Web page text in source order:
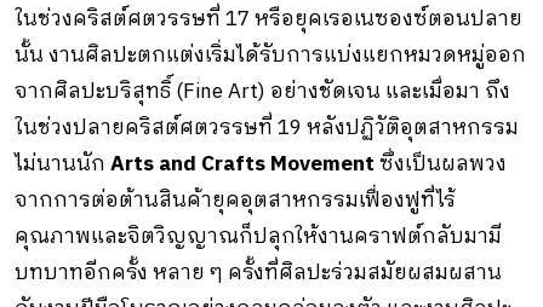
ในช่วงคริสต์ศตวรรษที่ 17 หรือยุคเรอเนซองซ์ตอนปลาย
นั้น งานศิลปะตกแต่งเริ่มได้รับการแบ่งแยกหมวดหมู่ออก
จากศิลปะบริสุทธิ์ (Fine Art) อย่างชัดเจน และเมื่อมา ถึง
ในช่วงปลายคริสต์ศตวรรษที่ 19 หลังปฏิวัติอุตสาหกรรม
ไม่นานนัก Arts and Crafts Movementซึ่งเป็นผลพวง
จากการต่อต้านสินค้ายุคอุตสาหกรรมเฟื่องฟูที่ไร้
คุณภาพและจิตวิญญาณก็ปลุกให้งานคราฟต์กลับมามี
บทบาทอีกครั้ง หลาย ๆ ครั้งที่ศิลปะร่วมสมัยผสมผสาน